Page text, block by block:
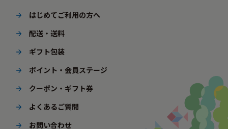
はじめてご利用の方へ
配送・送料
ギフト包装
ポイント・会員ステージ
クーポン・ギフト券
よくあるご質問
お問い合わせ